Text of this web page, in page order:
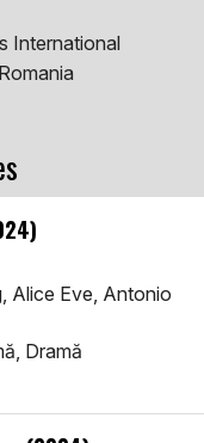
International
Alice Eve, Antonio
Dramă